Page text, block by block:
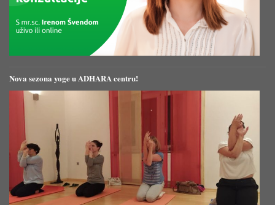
Nova sezona yoge u ADHARA centru!